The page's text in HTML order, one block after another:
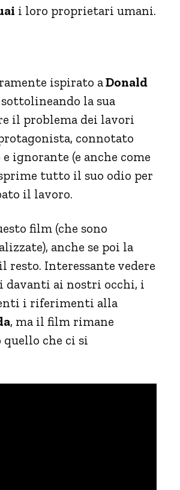
i loro proprietari umani.
ispirato aDonald
la sua
il problema dei lavori
connotato
ignorante (e anche come
tutto il suo odio per
il lavoro.
film (che sono
anche se poi la
Interessante vedere
davanti ai nostri occhi, i
i riferimenti alla
, ma il film rimane
quello che ci si